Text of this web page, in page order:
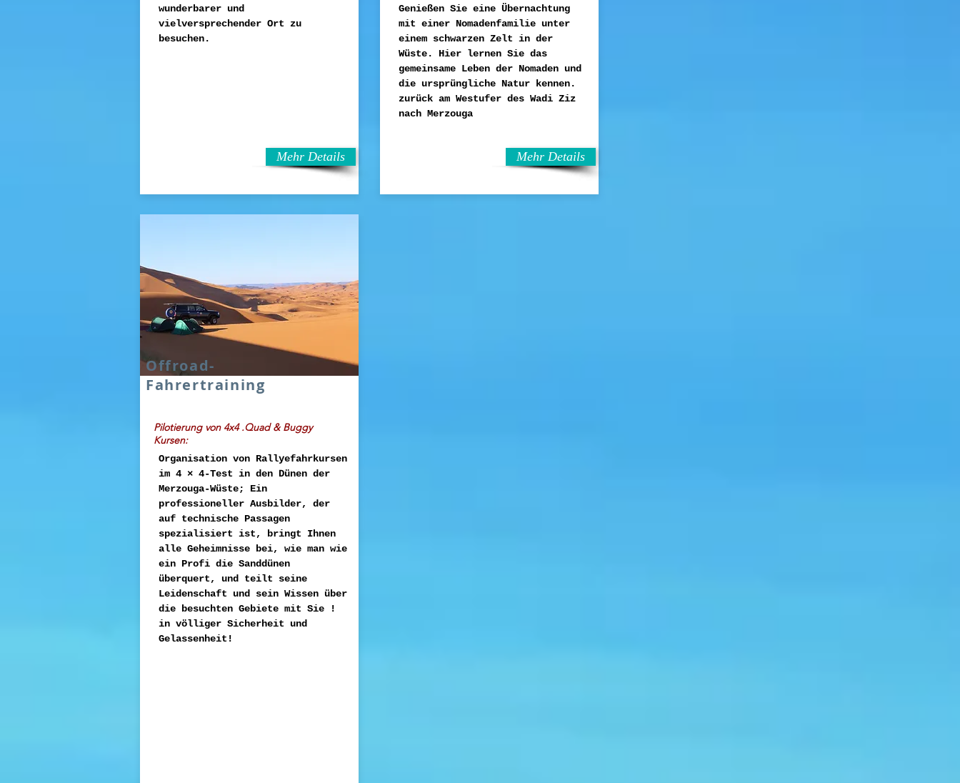
wunderbarer und
vielversprechender Ort zu
besuchen.
Mehr Details
Genießen Sie eine Übernachtung
mit einer Nomadenfamilie unter
einem schwarzen Zelt in der
Wüste. Hier lernen Sie das
gemeinsame Leben der Nomaden und
die ursprüngliche Natur kennen.
zurück am Westufer des Wadi Ziz
nach Merzouga
Mehr Details
Offroad-
Fahrertraining
Pilotierung von 4x4 .Quad & Buggy
Kursen:
Organisation von Rallyefahrkursen
im 4 × 4-Test in den Dünen der
Merzouga-Wüste; Ein
professioneller Ausbilder, der
auf technische Passagen
spezialisiert ist, bringt Ihnen
alle Geheimnisse bei, wie man wie
ein Profi die Sanddünen
überquert, und teilt seine
Leidenschaft und sein Wissen über
die besuchten Gebiete mit Sie !
in völliger Sicherheit und
Gelassenheit!